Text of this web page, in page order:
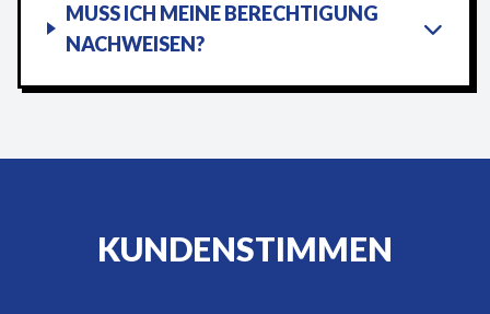
MUSS ICH MEINE BERECHTIGUNG
NACHWEISEN?
KUNDENSTIMMEN